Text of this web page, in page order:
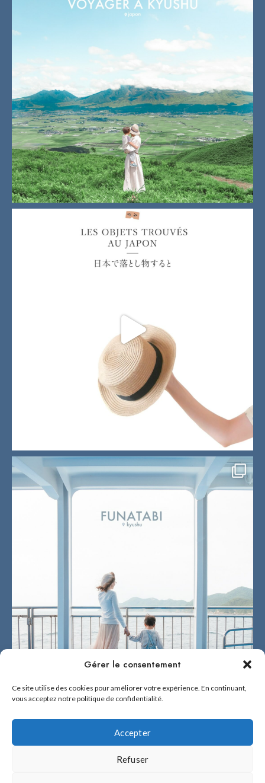
Gérer le consentement
Ce site utilise des cookies pour améliorer votre expérience. En continuant,
vous acceptez notre politique de confidentialité.
Accepter
Refuser